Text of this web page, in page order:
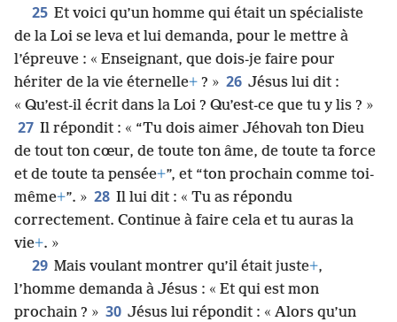
25 Et voici qu’un homme qui était un spécialiste
de la Loi se leva et lui demanda, pour le mettre à
l’épreuve : « Enseignant, que dois-je faire pour
hériter de la vie éternelle+ ? » 26 Jésus lui dit :
« Qu’est-il écrit dans la Loi ? Qu’est-ce que tu y lis ? »
27 Il répondit : « “Tu dois aimer Jéhovah ton Dieu
de tout ton cœur, de toute ton âme, de toute ta force
et de toute ta pensée+”, et “ton prochain comme toi-
même+”. » 28 Il lui dit : « Tu as répondu
correctement. Continue à faire cela et tu auras la
vie+. »
29 Mais voulant montrer qu’il était juste+,
l’homme demanda à Jésus : « Et qui est mon
prochain ? » 30 Jésus lui répondit : « Alors qu’un